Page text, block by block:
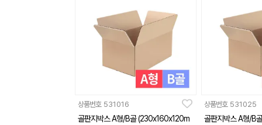
상품번호 531016
골판지박스 A형/B골 (230x160x120m
상품번호 531025
골판지박스 A형/B